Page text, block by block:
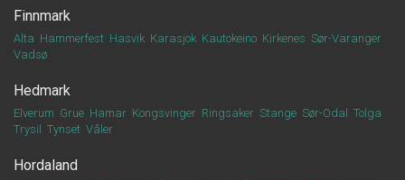
Finnmark
Alta Hammerfest Hasvik Karasjok Kautokeino Kirkenes Sør-Varanger
Vadsø
Hedmark
Elverum Grue Hamar Kongsvinger Ringsaker Stange Sør-Odal
Tolga
Trysil
Tynset Våler
Hordaland